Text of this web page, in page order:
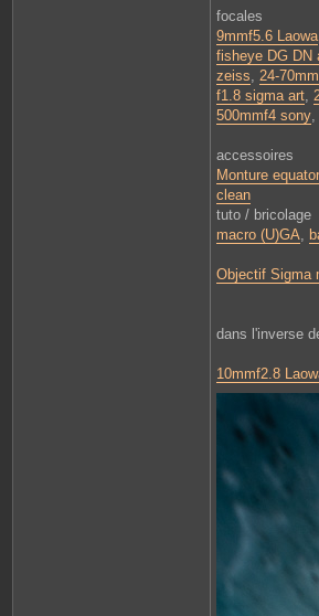
focales
9mmf5.6 Laowa
fisheye DG DN
zeiss, 24-
f1.8 sigma art,
500mmf4 sony,
accessoires
Monture
clean
tuto / bricolage
macro (U)GA,
Objectif Sigma
dans l'inverse
10mmf2.8